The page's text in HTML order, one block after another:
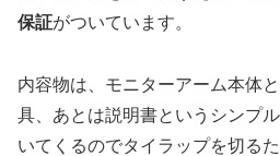
保証がついています。
内容物は、モニターアーム本体
具、あとは説明書というシンプ
いてくるのでタイラップを切る